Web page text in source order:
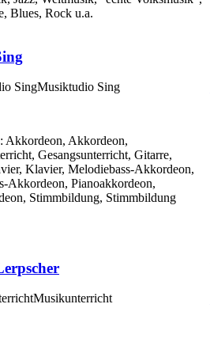
Blues, Rock u.a.
Musiktudio Sing
Akkordeon, Akkordeon,
Gesangsunterricht, Gitarre,
Klavier, Melodiebass-Akkordeon,
Akkordeon, Pianoakkordeon,
Stimmbildung, Stimmbildung
Musikunterricht